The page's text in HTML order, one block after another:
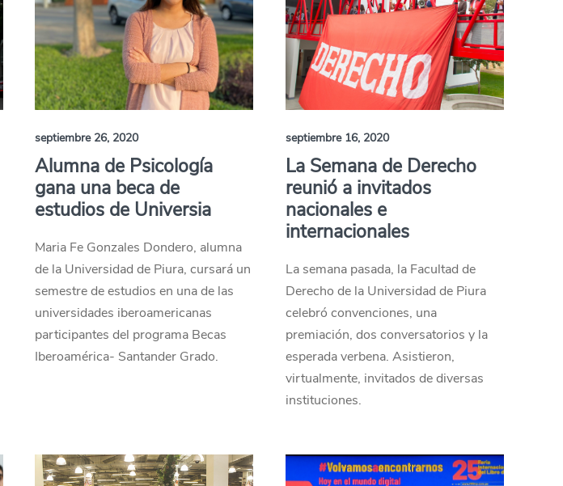
septiembre 26, 2020
Alumna de Psicología
gana una beca de
estudios de Universia
Maria Fe Gonzales Dondero, alumna
de la Universidad de Piura, cursará un
semestre de estudios en una de las
universidades iberoamericanas
participantes del programa Becas
Iberoamérica- Santander Grado.
septiembre 16, 2020
La Semana de Derecho
reunió a invitados
nacionales e
internacionales
La semana pasada, la Facultad de
Derecho de la Universidad de Piura
celebró convenciones, una
premiación, dos conversatorios y la
esperada verbena. Asistieron,
virtualmente, invitados de diversas
instituciones.